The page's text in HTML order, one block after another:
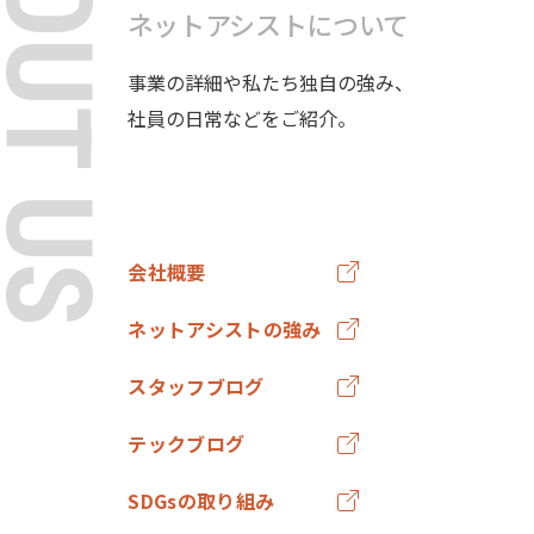
ネットアシストについて
事業の詳細や私たち独自の強み、
社員の日常などをご紹介。
会社概要
ネットアシストの強み
スタッフブログ
テックブログ
SDGsの取り組み